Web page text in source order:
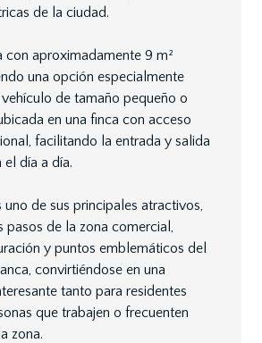
de la ciudad.
con aproximadamente 9 m²
una opción especialmente
de tamaño pequeño o
en una finca con acceso
facilitando la entrada y salida
el día a día.
uno de sus principales atractivos,
pasos de la zona comercial,
y puntos emblemáticos del
convirtiéndose en una
tanto para residentes
que trabajen o frecuenten
zona.